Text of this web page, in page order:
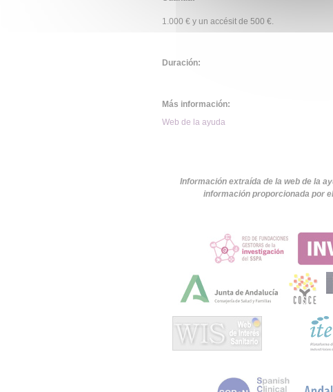
1.000 € y un accésit de 500 €.
Duración:
Más información:
Web de la ayuda
Información extraída de la web de la
información proporcionada por